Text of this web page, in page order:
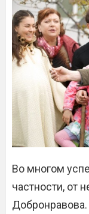
Во многом
частности, от